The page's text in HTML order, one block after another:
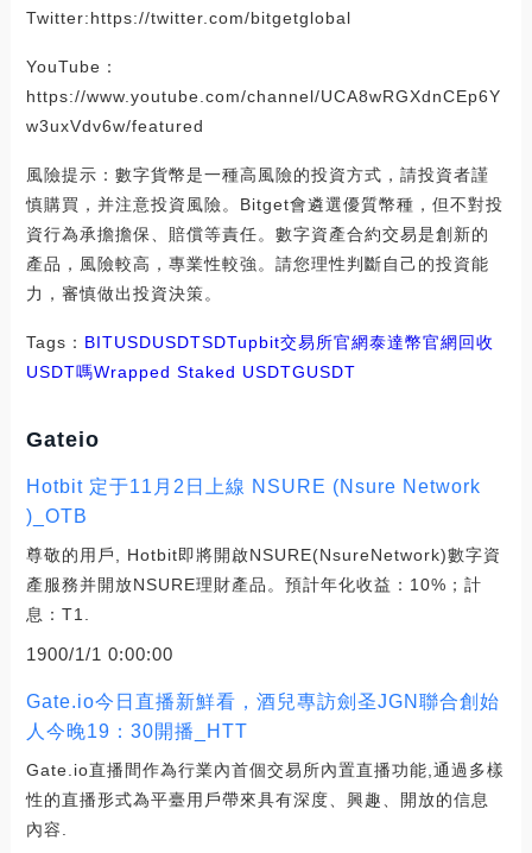
Twitter:https://twitter.com/bitgetglobal
YouTube：
https://www.youtube.com/channel/UCA8wRGXdnCEp6Y
w3uxVdv6w/featured
風險提示：數字貨幣是一種高風險的投資方式，請投資者謹
慎購買，并注意投資風險。Bitget會遴選優質幣種，但不對投
資行為承擔擔保、賠償等責任。數字資產合約交易是創新的
產品，風險較高，專業性較強。請您理性判斷自己的投資能
力，審慎做出投資決策。
Tags： BITUSDUSDTSDTupbit交易所官網泰達幣官網回收
USDT嗎Wrapped Staked USDTGUSDT
Gateio
Hotbit 定于11月2日上線 NSURE (Nsure Network
)_OTB
尊敬的用戶, Hotbit即將開啟NSURE(NsureNetwork)數字資
產服務并開放NSURE理財產品。預計年化收益：10%；計
息：T1.
1900/1/1 0:00:00
Gate.io今日直播新鮮看，酒兒專訪劍圣JGN聯合創始
人今晚19：30開播_HTT
Gate.io直播間作為行業內首個交易所內置直播功能,通過多樣
性的直播形式為平臺用戶帶來具有深度、興趣、開放的信息
內容.